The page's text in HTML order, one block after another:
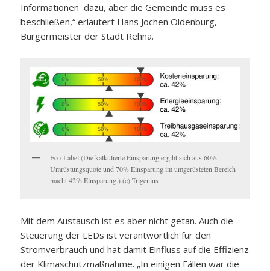
Informationen dazu, aber die Gemeinde muss es
beschließen,“ erläutert Hans Jochen Oldenburg,
Bürgermeister der Stadt Rehna.
Eco-Label (Die kalkulierte Einsparung ergibt sich aus 60%
Umrüstungsquote und 70% Einsparung im umgerüsteten Bereich
macht 42% Einsparung.) (c) Trigenius
Mit dem Austausch ist es aber nicht getan. Auch die
Steuerung der LEDs ist verantwortlich für den
Stromverbrauch und hat damit Einfluss auf die Effizienz
der Klimaschutzmaßnahme. „In einigen Fällen war die